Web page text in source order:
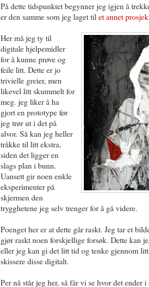
På dette tidspunktet begynner jeg igjen å
er den samme som jeg laget til et annet
Her må jeg ty til
digitale hjelpemidler
for å kunne prøve og
feile litt. Dette er jo
trivielle greier, men
likevel litt skummelt for
meg. jeg liker å ha
gjort en prototype før
jeg trør ut i det på
alvor. Så kan jeg heller
tråkke til litt ekstra,
siden det ligger en
slags plan i bunn.
Uansett gir noen enkle
eksperimenter på
skjermen den
trygghetene jeg selv trenger for å gå videre.
Poenget her er at dette går raskt. Jeg tar et
gjør raskt noen forskjellige forsøk. Dette kan
eller jeg kan gi det litt tid og tenke gjennom
skissere disse digitalt.
Per nå står jeg her, så får vi se hvor det ender i